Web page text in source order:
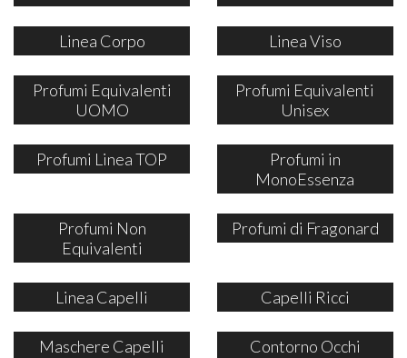
Linea Corpo Linea Viso
Profumi Equivalenti
UOMO
Profumi Equivalenti
Unisex
Profumi Linea TOP
Profumi in
MonoEssenza
Profumi Non
Equivalenti
Profumi di Fragonard
Linea Capelli Capelli Ricci
Maschere Capelli Contorno Occhi